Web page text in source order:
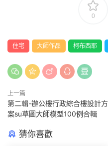
0
住宅 大師作品 柯布西耶
上一篇
第二輯-辦公樓行政綜合樓設計方
案su草圖大師模型100例合輯
猜你喜歡